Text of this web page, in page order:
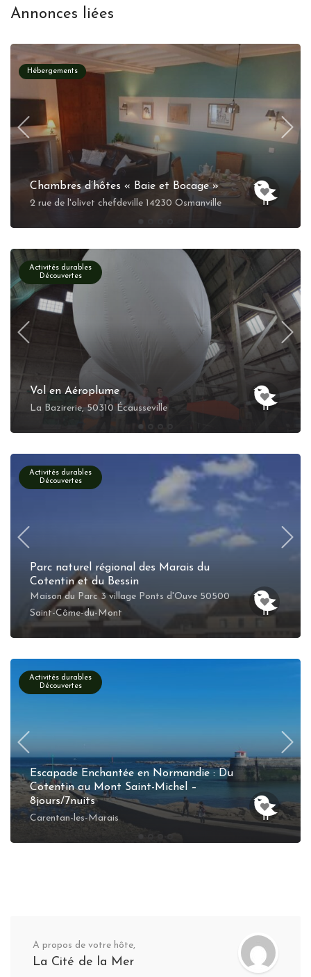
Annonces liées
Hébergements
Chambres d’hôtes « Baie et Bocage »
2 rue de l'olivet chefdeville 14230 Osmanville
Activités durables
Découvertes
Vol en Aéroplume
La Bazirerie, 50310 Écausseville
Activités durables
Découvertes
Parc naturel régional des Marais du
Cotentin et du Bessin
Maison du Parc 3 village Ponts d'Ouve 50500
Saint-Côme-du-Mont
Activités durables
Découvertes
Escapade Enchantée en Normandie : Du
Cotentin au Mont Saint-Michel –
8jours/7nuits
Carentan-les-Marais
A propos de votre hôte,
La Cité de la Mer